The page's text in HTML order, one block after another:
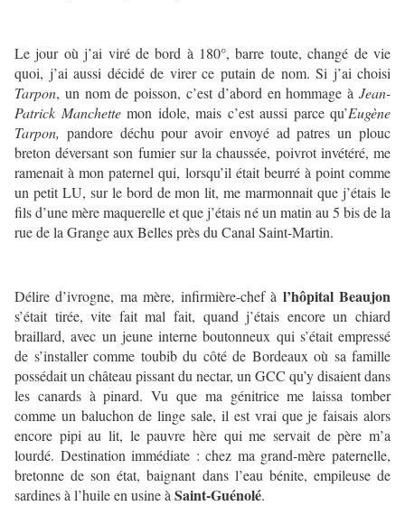
Le jour où j’ai viré de bord à 180°, barre toute, changé de vie
quoi, j’ai aussi décidé de virer ce putain de nom. Si j’ai choisi
Tarpon, un nom de poisson, c’est d’abord en hommage à Jean-
Patrick Manchettemon idole, mais c’est aussi parce qu’Eugène
Tarpon, pandore déchu pour avoir envoyé ad patres un plouc
breton déversant son fumier sur la chaussée, poivrot invétéré, me
ramenait à mon paternel qui, lorsqu’il était beurré à point comme
un petit LU, sur le bord de mon lit, me marmonnait que j’étais le
fils d’une mère maquerelle et que j’étais né un matin au 5 bis de la
rue de la Grange aux Belles près du Canal Saint-Martin.
Délire d’ivrogne, ma mère, infirmière-chef à l’hôpital Beaujon
s’était tirée, vite fait mal fait, quand j’étais encore un chiard
braillard, avec un jeune interne boutonneux qui s’était empressé
de s’installer comme toubib du côté de Bordeaux où sa famille
possédait un château pissant du nectar, un GCC qu’y disaient dans
les canards à pinard. Vu que ma génitrice me laissa tomber
comme un baluchon de linge sale, il est vrai que je faisais alors
encore pipi au lit, le pauvre hère qui me servait de père m’a
lourdé. Destination immédiate : chez ma grand-mère paternelle,
bretonne de son état, baignant dans l’eau bénite, empileuse de
sardines à l’huile en usine à Saint-Guénolé.